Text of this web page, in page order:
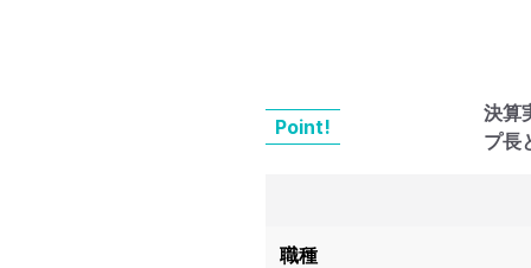
Point!
決算
プ長
職種